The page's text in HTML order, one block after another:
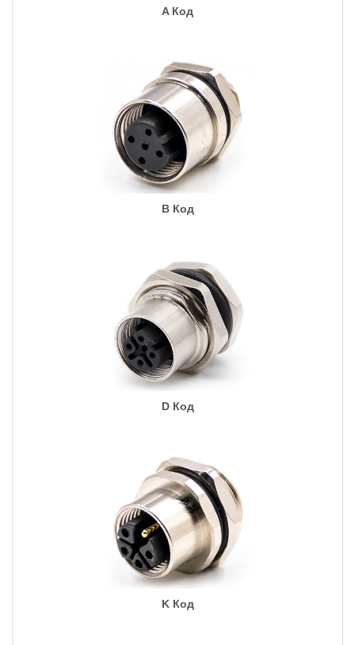
A Код
B Код
D Код
K Код